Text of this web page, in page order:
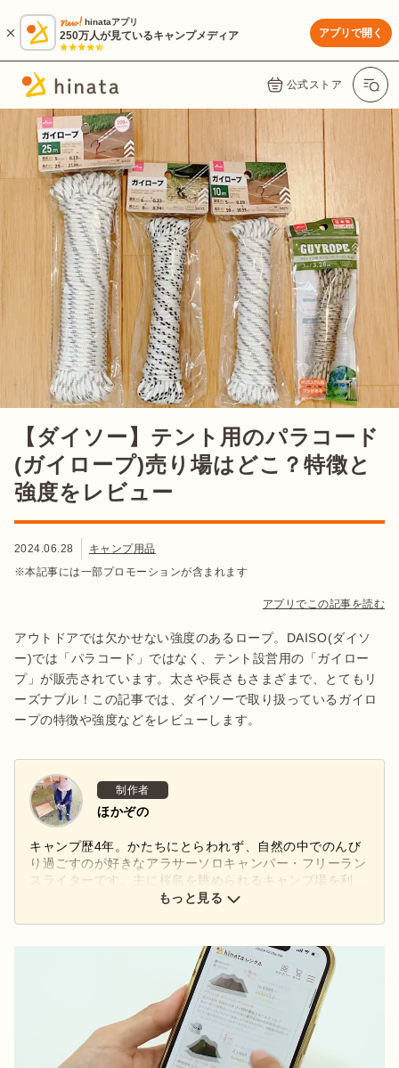
hinataアプリ
250万人が見ているキャンプメディア アプリで開く
公式ストア
【ダイソー】テント用のパラコード
(ガイロープ)売り場はどこ？特徴と
強度をレビュー
2024.06.28
キャンプ用品
※本記事には一部プロモーションが含まれます
アプリでこの記事を読む
アウトドアでは欠かせない強度のあるロープ。DAISO(ダイソ
ー)では「パラコード」ではなく、テント設営用の「ガイロー
プ」が販売されています。太さや長さもさまざまで、とてもリ
ーズナブル！この記事では、ダイソーで取り扱っているガイロ
ープの特徴や強度などをレビューします。
制作者
ほかぞの
キャンプ歴4年。かたちにとらわれず、自然の中でのんび
り過ごすのが好きなアラサーソロキャンパー・フリーラン
スライターです。主に桜島を眺められるキャンプ場を利
用。日本の高い技術が用いられ、丁寧で繊細につくられた
もっと見る